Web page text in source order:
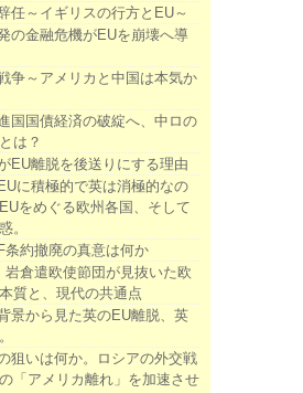
任～イギリスの行方とEU～
の金融危機がEUを崩壊へ導
争～アメリカと中国は本気か
国国債経済の破綻へ、中ロの
は？
EU離脱を後送りにする理由
に積極的で英は消極的なの
をめぐる欧州各国、そして
。
条約撤廃の真意は何か
倉遣欧使節団が見抜いた欧
質と、現代の共通点
景から見た英のEU離脱、英
狙いは何か。ロシアの外交戦
「アメリカ離れ」を加速させ